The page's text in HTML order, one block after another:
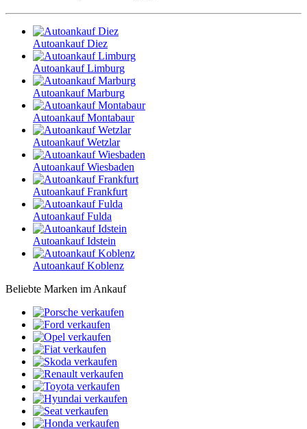
Autoankauf Diez
Autoankauf Limburg
Autoankauf Marburg
Autoankauf Montabaur
Autoankauf Wetzlar
Autoankauf Wiesbaden
Autoankauf Frankfurt
Autoankauf Fulda
Autoankauf Idstein
Autoankauf Koblenz
Beliebte Marken im Ankauf